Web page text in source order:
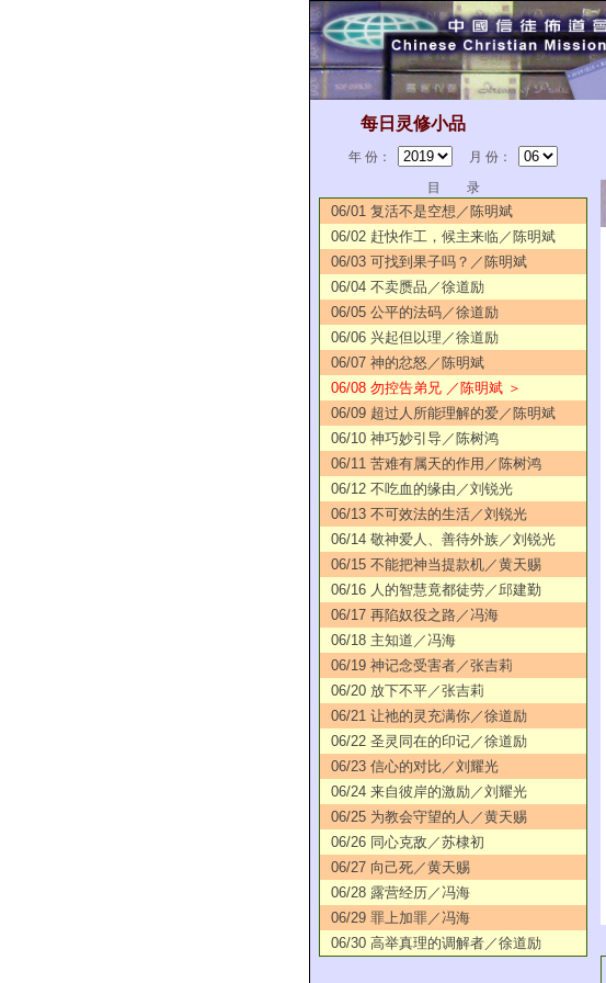
每日灵修小品
年 份：
月 份：
目 录
06/01 复活不是空想／陈明斌
06/02 赶快作工，候主来临／陈明斌
06/03 可找到果子吗？／陈明斌
06/04 不卖赝品／徐道励
06/05 公平的法码／徐道励
06/06 兴起但以理／徐道励
06/07 神的忿怒／陈明斌
06/08 勿控告弟兄 ／陈明斌 ＞
06/09 超过人所能理解的爱／陈明斌
06/10 神巧妙引导／陈树鸿
06/11 苦难有属天的作用／陈树鸿
06/12 不吃血的缘由／刘锐光
06/13 不可效法的生活／刘锐光
06/14 敬神爱人、善待外族／刘锐光
06/15 不能把神当提款机／黄天赐
06/16 人的智慧竟都徒劳／邱建勤
06/17 再陷奴役之路／冯海
06/18 主知道／冯海
06/19 神记念受害者／张吉莉
06/20 放下不平／张吉莉
06/21 让祂的灵充满你／徐道励
06/22 圣灵同在的印记／徐道励
06/23 信心的对比／刘耀光
06/24 来自彼岸的激励／刘耀光
06/25 为教会守望的人／黄天赐
06/26 同心克敌／苏棣初
06/27 向己死／黄天赐
06/28 露营经历／冯海
06/29 罪上加罪／冯海
06/30 高举真理的调解者／徐道励